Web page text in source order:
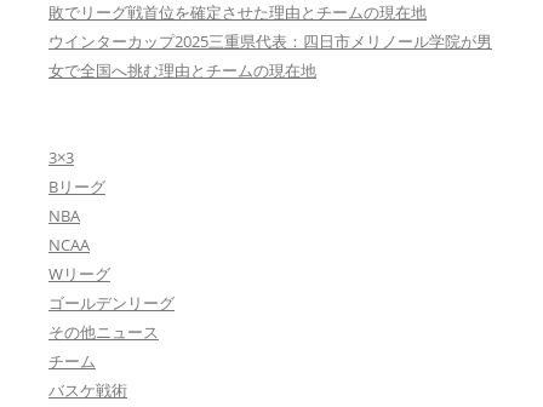
敗でリーグ戦首位を確定させた理由とチームの現在地
ウインターカップ2025三重県代表：四日市メリノール学院が男
女で全国へ挑む理由とチームの現在地
3×3
Bリーグ
NBA
NCAA
Wリーグ
ゴールデンリーグ
その他ニュース
チーム
バスケ戦術